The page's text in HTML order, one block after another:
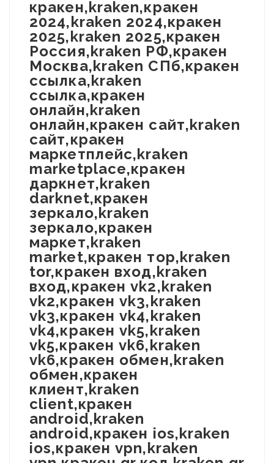
кракен,kraken,кракен
2024,kraken 2024,кракен
2025,kraken 2025,кракен
Россия,kraken РФ,кракен
Москва,kraken СПб,кракен
ссылка,kraken
ссылка,кракен
онлайн,kraken
онлайн,кракен сайт,kraken
сайт,кракен
маркетплейс,kraken
marketplace,кракен
даркнет,kraken
darknet,кракен
зеркало,kraken
зеркало,кракен
маркет,kraken
market,кракен тор,kraken
tor,кракен вход,kraken
вход,кракен vk2,kraken
vk2,кракен vk3,kraken
vk3,кракен vk4,kraken
vk4,кракен vk5,kraken
vk5,кракен vk6,kraken
vk6,кракен обмен,kraken
обмен,кракен
клиент,kraken
client,кракен
android,kraken
android,кракен ios,kraken
ios,кракен vpn,kraken